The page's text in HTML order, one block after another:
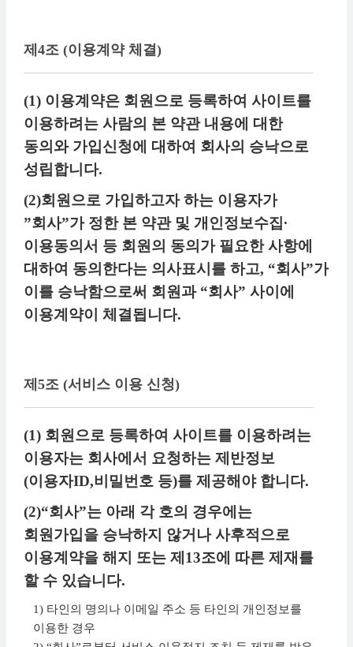
제4조 (이용계약 체결)
(1) 이용계약은 회원으로 등록하여 사이트를
이용하려는 사람의 본 약관 내용에 대한
동의와 가입신청에 대하여 회사의 승낙으로
성립합니다.
(2)회원으로 가입하고자 하는 이용자가
”회사”가 정한 본 약관 및 개인정보수집∙
이용동의서 등 회원의 동의가 필요한 사항에
대하여 동의한다는 의사표시를 하고, “회사”가
이를 승낙함으로써 회원과 “회사” 사이에
이용계약이 체결됩니다.
제5조 (서비스 이용 신청)
(1) 회원으로 등록하여 사이트를 이용하려는
이용자는 회사에서 요청하는 제반정보
(이용자ID,비밀번호 등)를 제공해야 합니다.
(2)“회사”는 아래 각 호의 경우에는
회원가입을 승낙하지 않거나 사후적으로
이용계약을 해지 또는 제13조에 따른 제재를
할 수 있습니다.
1) 타인의 명의나 이메일 주소 등 타인의 개인정보를
이용한 경우